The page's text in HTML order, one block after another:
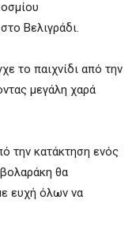
Βελιγράδι.
το παιχνίδι από την
μεγάλη χαρά
την κατάκτηση ενός
θα
ευχή όλων να